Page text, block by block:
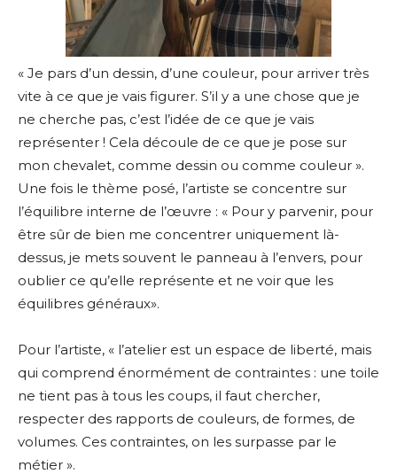
« Je pars d’un dessin, d’une couleur, pour arriver très
vite à ce que je vais figurer. S’il y a une chose que je
ne cherche pas, c’est l’idée de ce que je vais
représenter ! Cela découle de ce que je pose sur
mon chevalet, comme dessin ou comme couleur ».
Une fois le thème posé, l’artiste se concentre sur
l’équilibre interne de l’œuvre : « Pour y parvenir, pour
être sûr de bien me concentrer uniquement là-
dessus, je mets souvent le panneau à l’envers, pour
oublier ce qu’elle représente et ne voir que les
équilibres généraux».
Pour l’artiste, « l’atelier est un espace de liberté, mais
qui comprend énormément de contraintes : une toile
ne tient pas à tous les coups, il faut chercher,
respecter des rapports de couleurs, de formes, de
volumes. Ces contraintes, on les surpasse par le
métier ».